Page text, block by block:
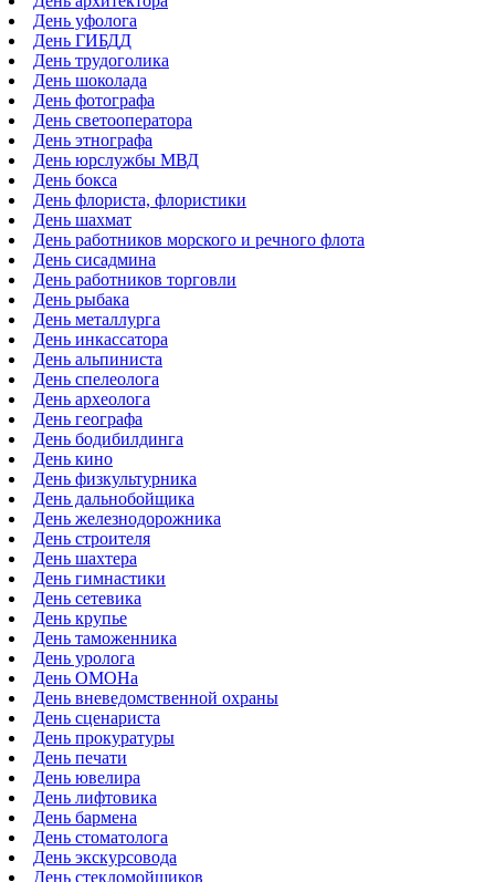
День уфолога
День ГИБДД
День трудоголика
День шоколада
День фотографа
День светооператора
День этнографа
День юрслужбы МВД
День бокса
День флориста, флористики
День шахмат
День работников морского и речного флота
День сисадмина
День работников торговли
День рыбака
День металлурга
День инкассатора
День альпиниста
День спелеолога
День археолога
День географа
День бодибилдинга
День кино
День физкультурника
День дальнобойщика
День железнодорожника
День строителя
День шахтера
День гимнастики
День сетевика
День крупье
День таможенника
День уролога
День ОМОНа
День вневедомственной охраны
День сценариста
День прокуратуры
День печати
День ювелира
День лифтовика
День бармена
День стоматолога
День экскурсовода
День стекломойщиков